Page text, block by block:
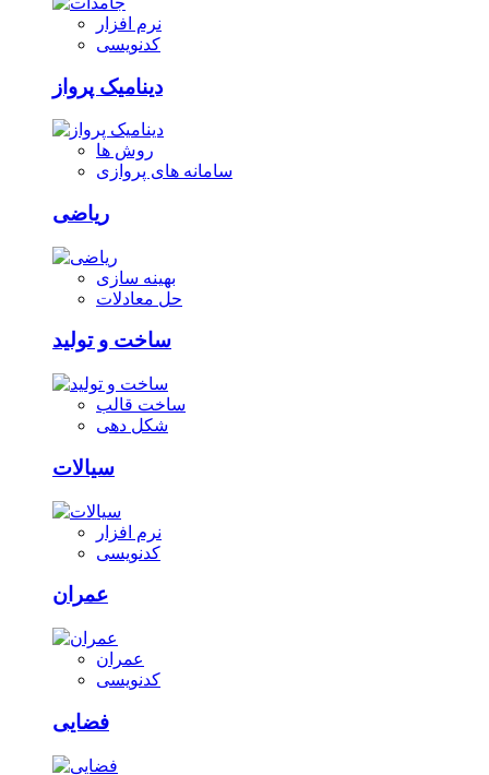
نرم افزار
کدنویسی
دینامیک پرواز
روش ها
سامانه های پروازی
ریاضی
بهینه سازی
حل معادلات
ساخت و تولید
ساخت قالب
شکل دهی
سیالات
نرم افزار
کدنویسی
عمران
عمران
کدنویسی
فضایی